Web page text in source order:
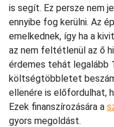
is segít. Ez persze nem
ennyibe fog kerülni. Az
emelkednek, így ha a
az nem feltétlenül az ő
érdemes tehát legalább
költségtöbbletet
ellenére is előfordulhat,
Ezek finanszírozására a
gyors megoldást.